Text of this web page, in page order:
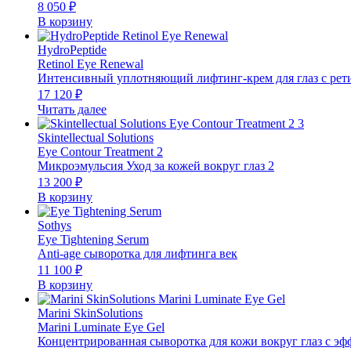
8 050 ₽
В корзину
HydroPeptide
Retinol Eye Renewal
Интенсивный уплотняющий лифтинг-крем для глаз с
17 120 ₽
Читать далее
Skintellectual Solutions
Eye Contour Treatment 2
Микроэмульсия Уход за кожей вокруг глаз 2
13 200 ₽
В корзину
Sothys
Eye Tightening Serum
Anti-age сыворотка для лифтинга век
11 100 ₽
В корзину
Marini SkinSolutions
Marini Luminate Eye Gel
Концентрированная сыворотка для кожи вокруг глаз с